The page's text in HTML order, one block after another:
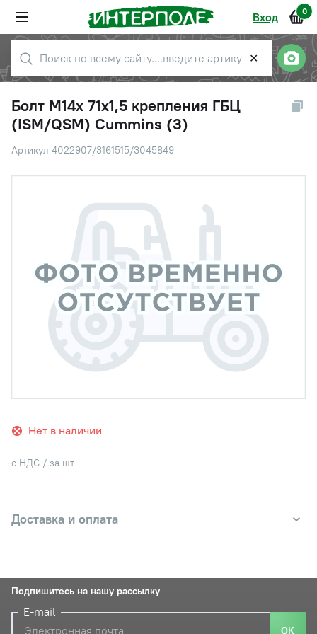
Вход 0
✕
Болт М14х 71х1,5 крепления ГБЦ
(ISM/QSM) Cummins (3)
Артикул 4022907/3161515/3045849
Нет в наличии
с НДС / за шт
Доставка и оплата
Подпишитесь на нашу рассылку
E-mail
ОК